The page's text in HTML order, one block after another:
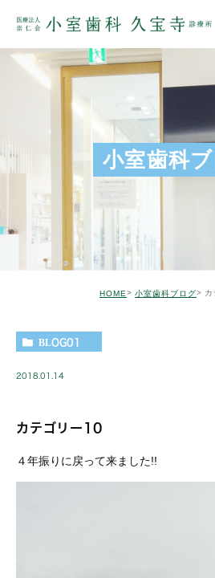
小室歯科
HOME 小室歯科ブログ
BLOG01
2018.01.14
カテゴリー10
４年振りに戻って来ました!!